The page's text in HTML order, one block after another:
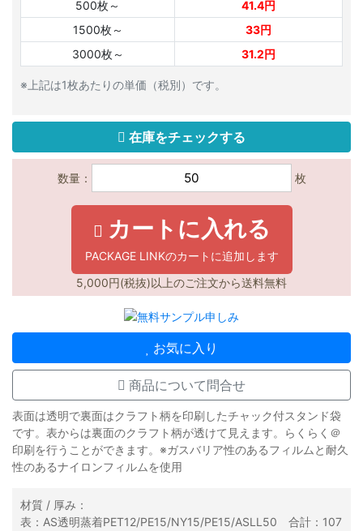
※上記は1枚あたりの単価（税別）です。
500枚～
41.4円
1500枚～
33円
3000枚～
31.2円
在庫をチェックする
数量： 枚
カートに入れる
PACKAGE LINKのカートに追加します
5,000円(税抜)以上のご注文から送料無料
お気に入り
商品について問合せ
表面は透明で裏面はクラフト柄を印刷したチャック付スタンド袋
です。表からは裏面のクラフト柄が透けて見えます。らくらく＠
印刷を行うことができます。※ガスバリア性のあるフィルムと耐久
性のあるナイロンフィルムを使用
材質 / 厚み：
表：AS透明蒸着PET12/PE15/NY15/PE15/ASLL50 合計：107